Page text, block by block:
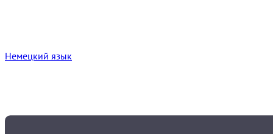
Немецкий язык